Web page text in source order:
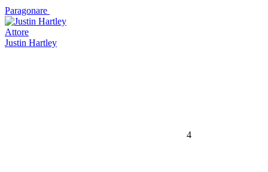
Paragonare
Attore
Justin Hartley
4